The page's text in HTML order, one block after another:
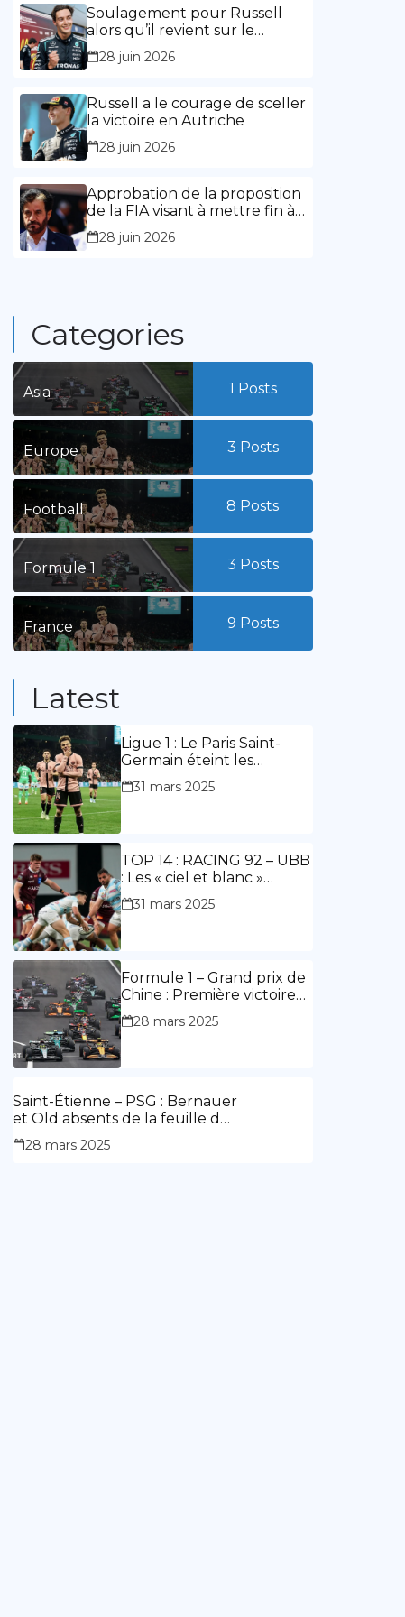
l’expérience »
Soulagement pour Russell
alors qu’il revient sur le
chemin de la victoire
28 juin 2026
Russell a le courage de sceller
la victoire en Autriche
28 juin 2026
Approbation de la proposition
de la FIA visant à mettre fin à
la limitation des mandats de
présidence
28 juin 2026
Categories
Asia 1 Posts
Europe 3 Posts
Football 8 Posts
Formule 1 3 Posts
France 9 Posts
Latest
Ligue 1 : Le Paris Saint-
Germain éteint les
lumières du stade
Geoffroy Guichard. Stassin
31 mars 2025
TOP 14 : RACING 92 – UBB
: Les « ciel et blanc »
renouent avec la victoire
31 mars 2025
Formule 1 – Grand prix de
Chine : Première victoire
d’Hamilton en Rouge,
l’Aston Martin d’Alonso fait
28 mars 2025
Saint-Étienne – PSG : Bernauer
et Old absents de la feuille de
match.
28 mars 2025